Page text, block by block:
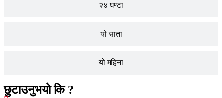
२४ घण्टा
यो साता
यो महिना
छुटाउनुभयो कि ?